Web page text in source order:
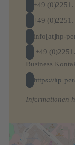
+49
+49
info[at]hp-
+49
Business
https://hp-
Informationen